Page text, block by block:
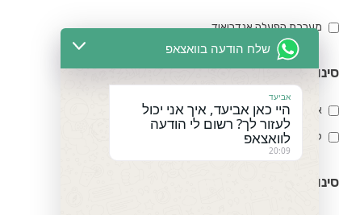
מערכת הפעלה אנדרואיד
סינון לפי יחס קרינה
ארוך
קצר
סינון לפי טכנולוגיית הקרנה
שלח הודעה בוואצאפ
אביעד
היי כאן אביעד, איך אני יכול
לעזור לך? רשום לי הודעה
לוואצאפ
20:09